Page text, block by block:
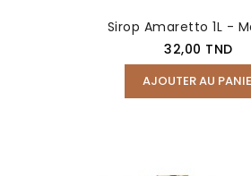
Sirop Amaretto 1L -
Prix
32,00 TND
AJOUTER AU